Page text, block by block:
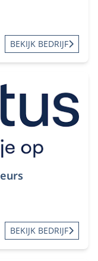
BEKIJK BEDRIJF
BEKIJK BEDRIJF